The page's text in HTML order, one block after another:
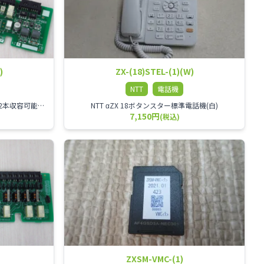
αZX 2回線ISDNユニット ISDN回線を2本収容可能です。
ZX-(18)STEL-(1)(W)
NTT
電話機
NTT αZX 18ボタンスター標準電話機(白)
7,150円(税込)
ZXSM-VMC-(1)